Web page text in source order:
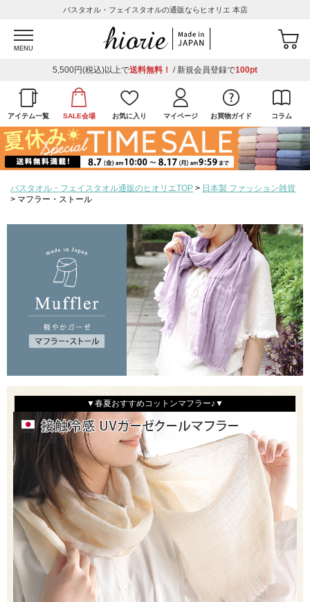
バスタオル・フェイスタオルの通販ならヒオリエ 本店
MENU
5,500円(税込)以上で送料無料！ / 新規会員登録で100pt
アイテム一覧 SALE会場 お気に入り マイページ お買物ガイド コラム
バスタオル・フェイスタオル通販のヒオリエTOP
日本製 ファッション雑貨
マフラー・ストール
▼春夏おすすめコットンマフラー♪▼